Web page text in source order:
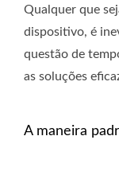
Qualquer que
dispositivo, é
questão de
as soluções
A maneira